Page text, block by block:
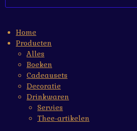
Home
Producten
Alles
Boeken
Cadeausets
Decoratie
Drinkwaren
Servies
Thee-artikelen